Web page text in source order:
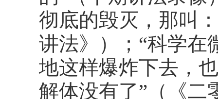
彻底的毁灭，那叫
讲法》）；“科学
地这样爆炸下去，
解体没有了”（《二